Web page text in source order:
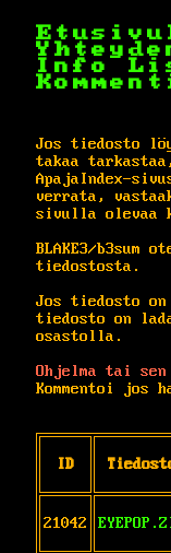
Info
Jos tiedosto
takaa
ApajaIndex-
verrata,
sivulla olevaa
BLAKE3/
tiedostosta.
Jos tiedosto on
tiedosto on
osastolla.
Ohjelma tai
Kommentoi jos
ID
21042